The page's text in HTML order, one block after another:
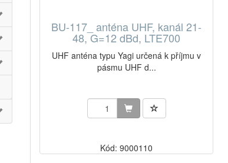
BU-117_ anténa UHF, kanál 21-
48, G=12 dBd, LTE700
UHF anténa typu Yagi určená k příjmu v
pásmu UHF d...
Kód: 9000110